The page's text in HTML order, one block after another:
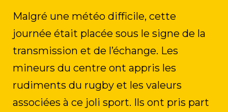
Malgré une météo difficile, cette
journée était placée sous le signe de la
transmission et de l’échange. Les
mineurs du centre ont appris les
rudiments du rugby et les valeurs
associées à ce joli sport. Ils ont pris part